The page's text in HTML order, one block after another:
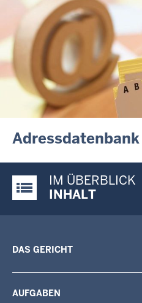
Adressdatenbank
Justiz-Portal im
IM ÜBERBLICK
INHALT
DAS GERICHT
AUFGABEN